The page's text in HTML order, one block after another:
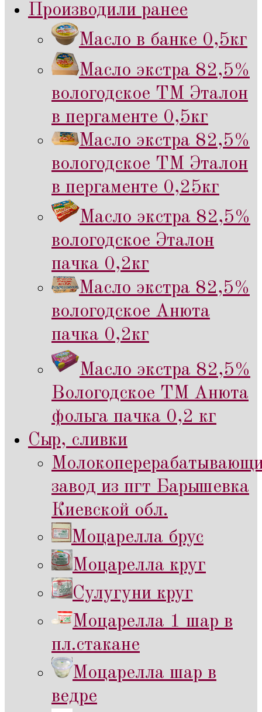
Производили ранее
Масло в банке 0,5кг
Масло экстра 82,5%
вологодское ТМ Эталон
в пергаменте 0,5кг
Масло экстра 82,5%
вологодское ТМ Эталон
в пергаменте 0,25кг
Масло экстра 82,5%
вологодское Эталон
пачка 0,2кг
Масло экстра 82,5%
вологодское Анюта
пачка 0,2кг
Масло экстра 82,5%
Вологодское ТМ Анюта
фольга пачка 0,2 кг
Сыр, сливки
завод из пгт Барышевка
Киевской обл.
Моцарелла брус
Моцарелла круг
Сулугуни круг
Моцарелла 1 шар в
пл.стакане
Моцарелла шар в
ведре